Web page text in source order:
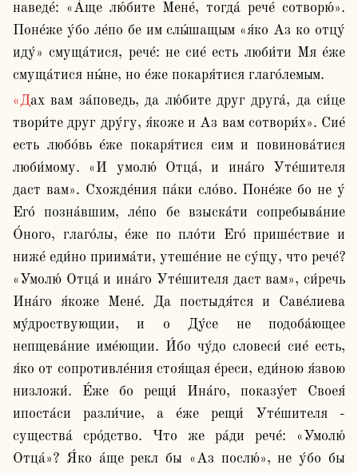
наведе́: «А́ще лю́бите Мене́, тогда́ рече́ сотворю́».
Поне́же у́бо ле́по бе им слы́шащым «я́ко Аз ко отцу́
иду́» смуща́тися, рече́: не сие́ есть люби́ти Мя е́же
смуща́тися ны́не, но е́же покаря́тися глаго́лемым.
«Дах вам за́поведь, да лю́бите друг друга́, да си́це
твори́те друг дру́гу, я́коже и Аз вам сотвори́х». Сие́
есть любо́вь е́же покаря́тися сим и повинова́тися
люби́мому. «И умолю́ Отца́, и ина́го Уте́шителя
даст вам». Схожде́ния па́ки сло́во. Поне́же бо не у́
Его́ позна́вшим, ле́по бе взыска́ти сопребыва́ние
О́ного, глаго́лы, е́же по пло́ти Его́ прише́ствие и
ниже́ еди́но приима́ти, утеше́ние не су́щу, что рече́?
«Умолю́ Отца́ и ина́го Уте́шителя даст вам», си́речь
Ина́го я́коже Мене́. Да постыдя́тся и Саве́лиева
му́дроствующии, и о Ду́се не подоба́ющее
непщева́ние име́ющии. И́бо чу́до словеси́ сие́ есть,
я́ко от сопротивле́ния стоя́щая е́реси, еди́ною я́звою
низложи́. Е́же бо рещи́ Ина́го, показу́ет Своея́
ипоста́си разли́чие, а е́же рещи́ Уте́шителя -
существа́ сро́дство. Что же ра́ди рече́: «Умолю́
Отца́»? Я́ко а́ще рекл бы «Аз послю́», не у́бо бы